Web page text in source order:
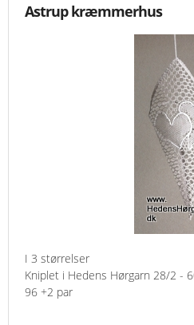
Astrup kræmmerhus
I 3 størrelser
Kniplet i Hedens Hørgarn 28/2 -
96 +2 par